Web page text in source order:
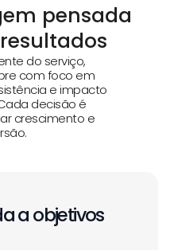
pensada
do serviço,
com foco em
e impacto
decisão é
crescimento e
a objetivos